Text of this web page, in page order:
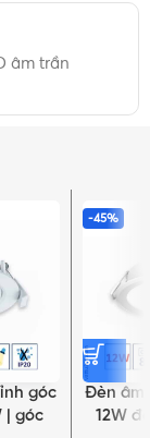
âm trần
góc
| góc
-45%
Đèn âm
12W